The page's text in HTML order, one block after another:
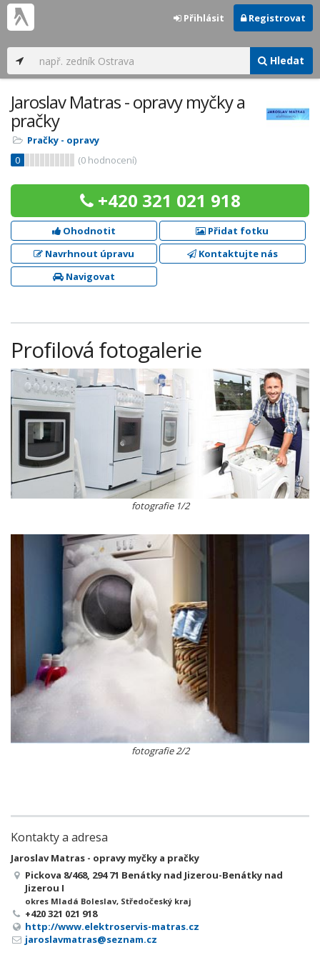
Hledat
Přihlásit Registrovat
Jaroslav Matras - opravy myčky a
pračky
Pračky - opravy
0
(0 hodnocení)
+420 321 021 918
Ohodnotit
Přidat fotku
Navrhnout úpravu
Kontaktujte nás
Navigovat
Profilová fotogalerie
fotografie 1/2
fotografie 2/2
Kontakty a adresa
Jaroslav Matras - opravy myčky a pračky
Pickova 8/468, 294 71 Benátky nad Jizerou-Benátky nad
Jizerou I
okres Mladá Boleslav, Středočeský kraj
+420 321 021 918
http://www.elektroservis-matras.cz
jaroslavmatras@seznam.cz